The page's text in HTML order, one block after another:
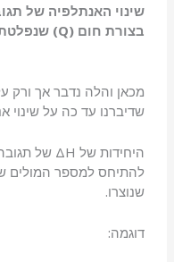
שינוי האנתלפיה של
בצורת חום (Q) שנפלטת או נקלטת בתגובה:
מכאן והלה נדבר אך ורק
שדיברנו עד כה על שינוי
להתיחס למספר המולים
שנוצרו.
דוגמה: